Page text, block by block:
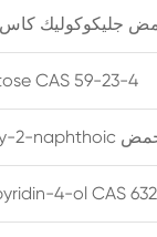
جليكوكوليك كاس 475-31-0
CAS 59-23-4
4-ol CAS